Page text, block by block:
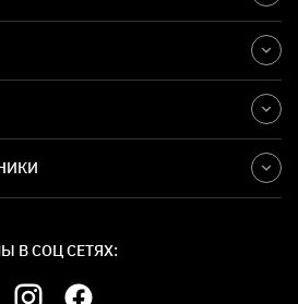
В СОЦ СЕТЯХ: